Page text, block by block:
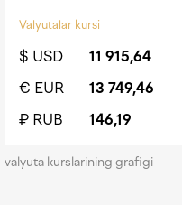
Valyutalar kursi
$ USD 11 915,64
€ EUR
13 749,46
₽ RUB
146,19
valyuta kurslarining grafigi